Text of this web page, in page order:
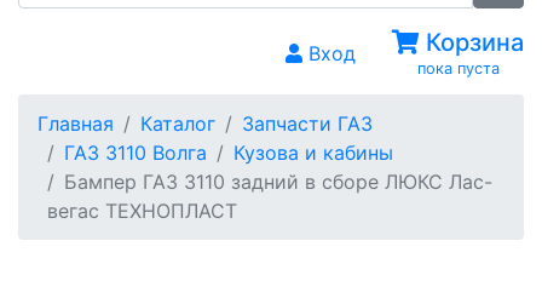
Вход Корзина
пока пуста
Главная Каталог
Запчасти ГАЗ
ГАЗ 3110 Волга
Кузова и кабины
Бампер ГАЗ 3110 задний в сборе ЛЮКС Лас-
вегас ТЕХНОПЛАСТ